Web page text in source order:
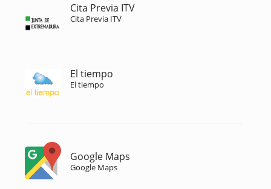
Cita Previa ITV
Cita Previa ITV
El tiempo
El tiempo
Google Maps
Google Maps